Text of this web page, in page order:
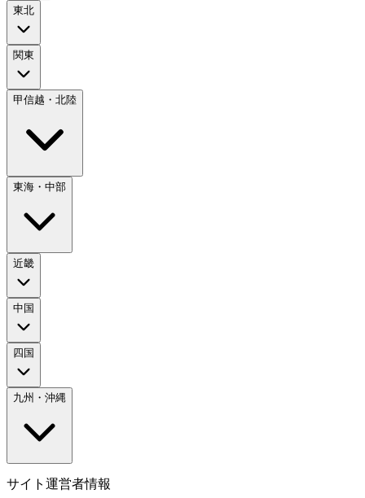
東北
関東
甲信越・北陸
東海・中部
近畿
中国
四国
九州・沖縄
サイト運営者情報